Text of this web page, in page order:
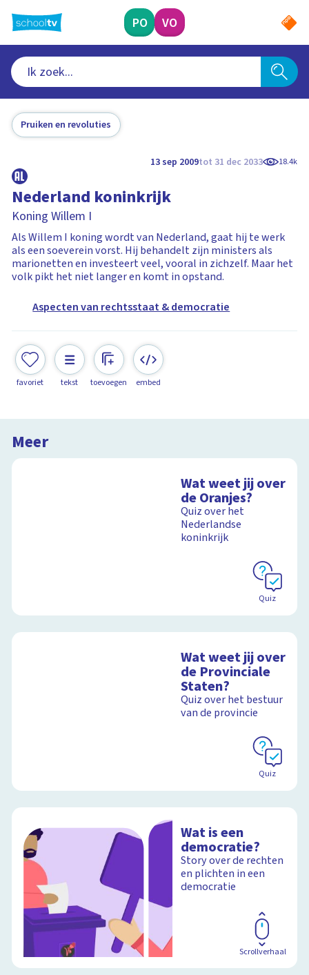
naar
hoofdinhoud
PO VO
Pruiken en revoluties
13 sep 2009tot 31 dec 2033 18.4k
Nederland koninkrijk
Koning Willem I
Als Willem I koning wordt van Nederland, gaat hij te werk
als een soeverein vorst. Hij behandelt zijn ministers als
marionetten en investeert veel, vooral in zichzelf. Maar het
volk pikt het niet langer en komt in opstand.
Aspecten van rechtsstaat & democratie
favoriet tekst toevoegen embed
Meer
Wat weet jij over
de Oranjes?
Quiz over het
Nederlandse
koninkrijk
Quiz
Wat weet jij over
de Provinciale
Staten?
Quiz over het bestuur
van de provincie
Quiz
Wat is een
democratie?
Story over de rechten
en plichten in een
democratie
Scrollverhaal